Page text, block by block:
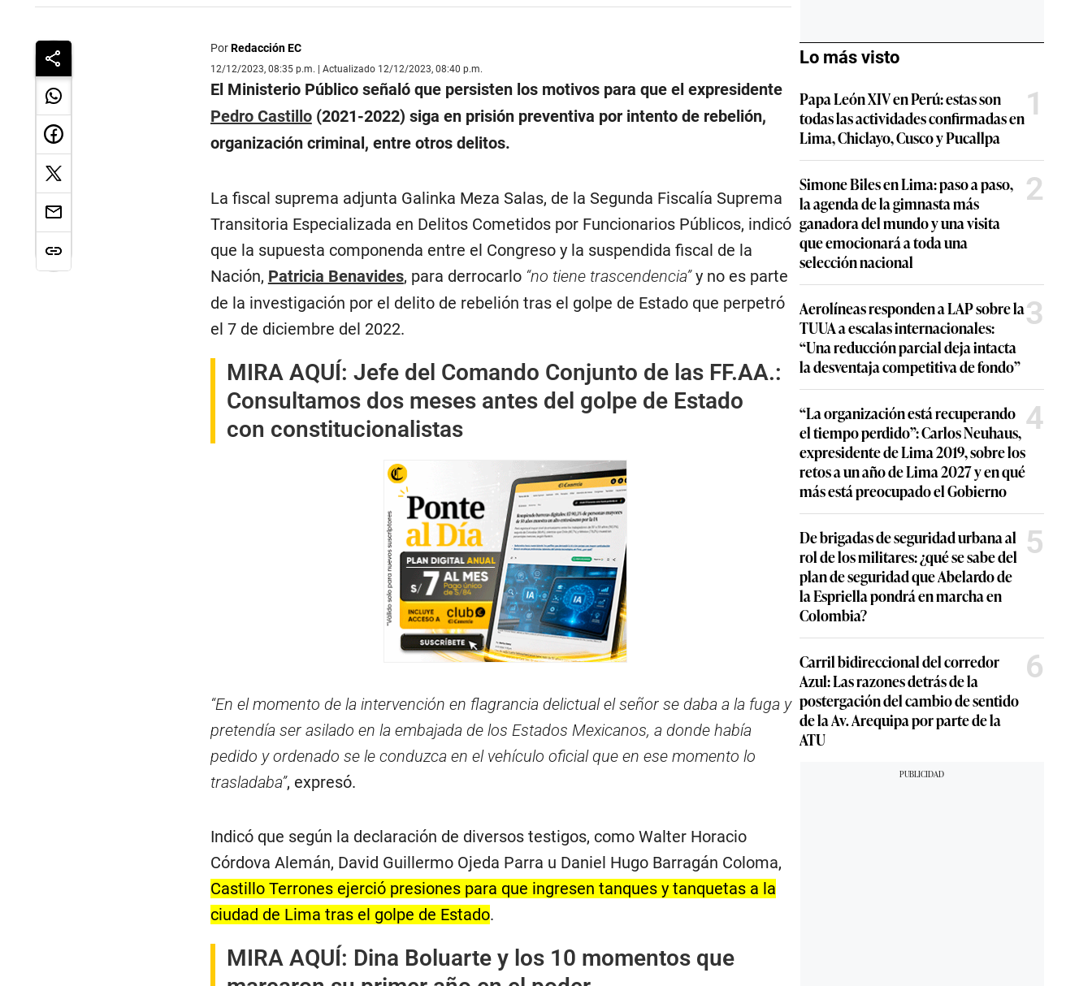
PorRedacción EC
12/12/2023, 08:35 p.m. | Actualizado 12/12/2023, 08:40 p.m.
El Ministerio Público señaló que persisten los motivos para que el expresidente
Pedro Castillo(2021-2022) siga en prisión preventiva por intento de rebelión,
organización criminal, entre otros delitos.
La fiscal suprema adjunta Galinka Meza Salas, de la Segunda Fiscalía Suprema
Transitoria Especializada en Delitos Cometidos por Funcionarios Públicos, indicó
que la supuesta componenda entre el Congreso y la suspendida fiscal de la
Nación, Patricia Benavides, para derrocarlo “no tiene trascendencia”y no es parte
de la investigación por el delito de rebelión tras el golpe de Estado que perpetró
el 7 de diciembre del 2022.
MIRA AQUÍ: Jefe del Comando Conjunto de las FF.AA.:
Consultamos dos meses antes del golpe de Estado
con constitucionalistas
“En el momento de la intervención en flagrancia delictual el señor se daba a la fuga y
pretendía ser asilado en la embajada de los Estados Mexicanos, a donde había
pedido y ordenado se le conduzca en el vehículo oficial que en ese momento lo
trasladaba”, expresó.
Indicó que según la declaración de diversos testigos, como Walter Horacio
Córdova Alemán, David Guillermo Ojeda Parra u Daniel Hugo Barragán Coloma,
Castillo Terrones ejerció presiones para que ingresen tanques y tanquetas a la
ciudad de Lima tras el golpe de Estado.
MIRA AQUÍ: Dina Boluarte y los 10 momentos que
Lo más visto
Papa León XIV en Perú: estas son
todas las actividades confirmadas en
Lima, Chiclayo, Cusco y Pucallpa
1
Simone Biles en Lima: paso a paso,
la agenda de la gimnasta más
ganadora del mundo y una visita
que emocionará a toda una
selección nacional
2
Aerolíneas responden a LAP sobre la
TUUA a escalas internacionales:
“Una reducción parcial deja intacta
la desventaja competitiva de fondo”
3
“La organización está recuperando
el tiempo perdido”: Carlos Neuhaus,
expresidente de Lima 2019, sobre los
retos a un año de Lima 2027 y en qué
más está preocupado el Gobierno
4
De brigadas de seguridad urbana al
rol de los militares: ¿qué se sabe del
plan de seguridad que Abelardo de
la Espriella pondrá en marcha en
Colombia?
5
Carril bidireccional del corredor
Azul: Las razones detrás de la
postergación del cambio de sentido
de la Av. Arequipa por parte de la
ATU
6